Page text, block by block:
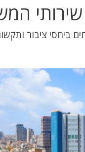
שירותי
ביחסי ציבור